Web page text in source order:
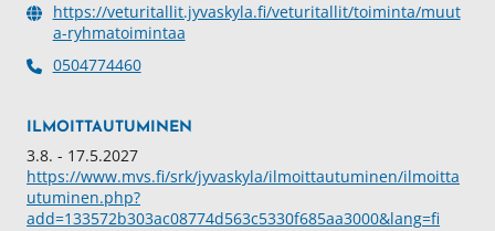
https://veturitallit.jyvaskyla.fi/veturitallit/toiminta/muut
a-ryhmatoimintaa
0504774460
ILMOITTAUTUMINEN
3.8. - 17.5.2027
https://www.mvs.fi/srk/jyvaskyla/ilmoittautuminen/ilmoitta
utuminen.php?
add=133572b303ac08774d563c5330f685aa3000&lang=fi